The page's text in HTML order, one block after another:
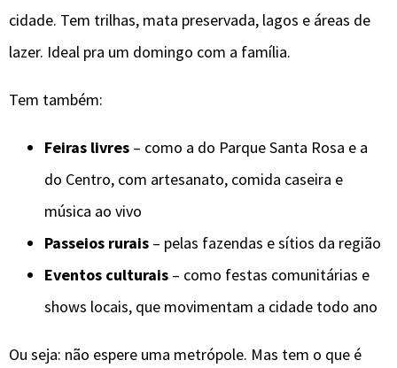
cidade. Tem trilhas, mata preservada, lagos e áreas de
lazer. Ideal pra um domingo com a família.
Tem também:
Feiras livres – como a do Parque Santa Rosa e a
do Centro, com artesanato, comida caseira e
música ao vivo
Passeios rurais – pelas fazendas e sítios da região
Eventos culturais – como festas comunitárias e
shows locais, que movimentam a cidade todo ano
Ou seja: não espere uma metrópole. Mas tem o que é